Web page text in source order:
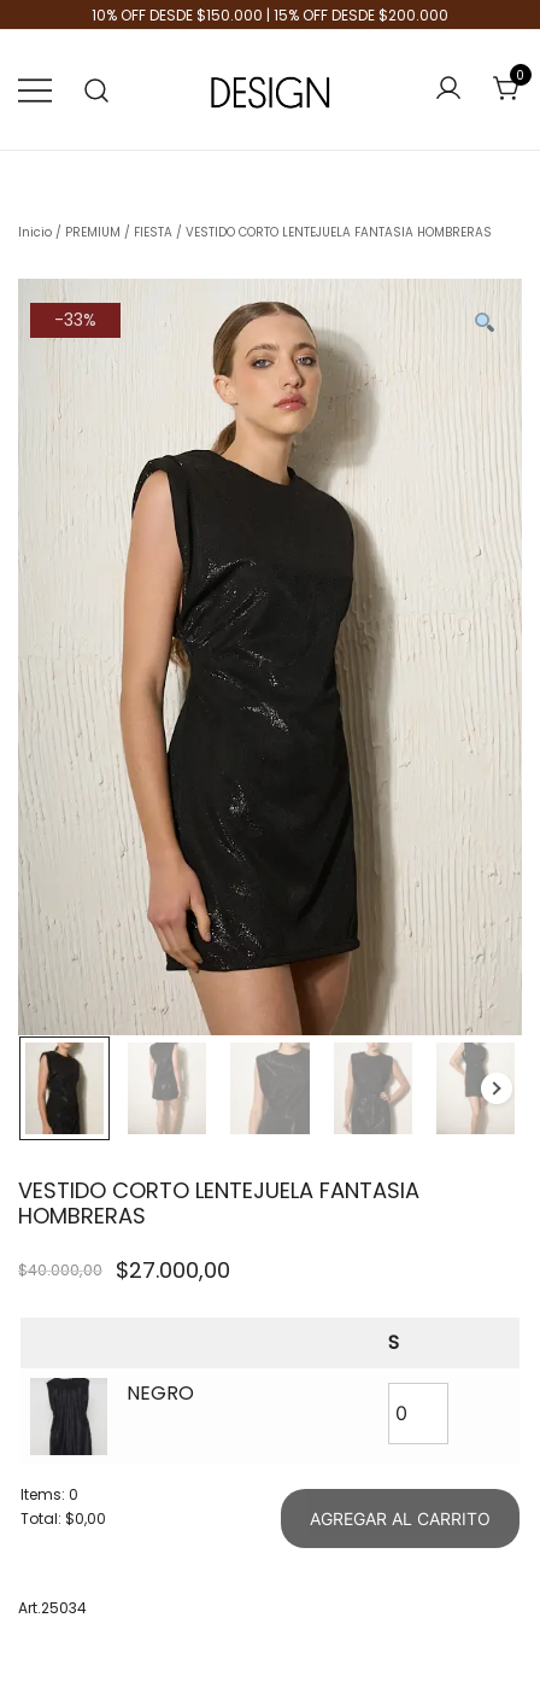
10% OFF DESDE $150.000 | 15% OFF DESDE $200.000
0
Inicio / PREMIUM / FIESTA / VESTIDO CORTO LENTEJUELA FANTASIA HOMBRERAS
-33%
VESTIDO CORTO LENTEJUELA FANTASIA
HOMBRERAS
$40.000,00 $27.000,00
S
NEGRO
Items: 0
Total: $0,00
Your
AGREGAR AL CARRITO
Art.25034